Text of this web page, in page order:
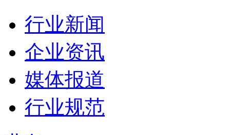
行业新闻
企业资讯
媒体报道
行业规范